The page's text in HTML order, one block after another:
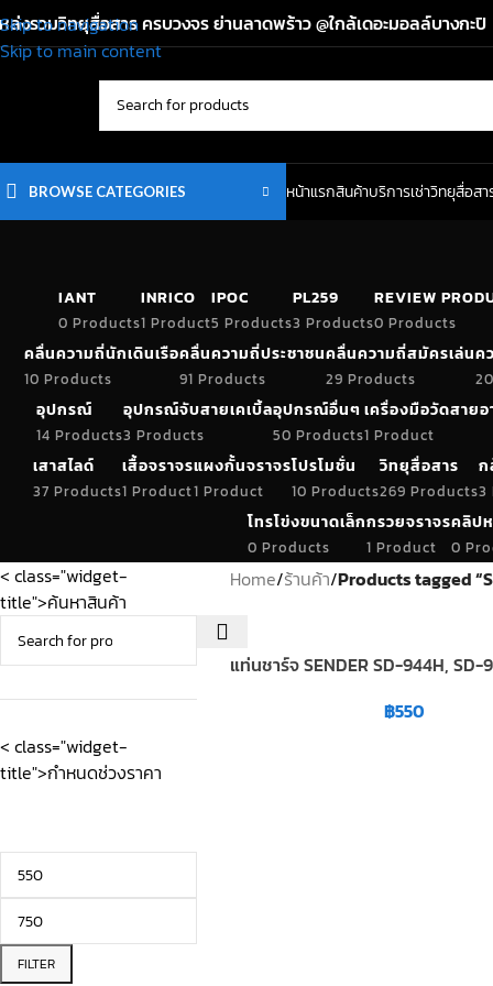
Skip to navigation
Skip to main content
ล่งรวมวิทยุสื่อสาร ครบวงจร ย่านลาดพร้าว @ใกล้เดอะมอลล์บางกะปิ
BROWSE CATEGORIES หน้าแรกสินค้าบริการเช่าวิทยุสื่อสา
IANT
0 Products
INRICO
1 Product
IPOC
5 Products
PL259
3 Products
REVIEW
0 Products
คลื่นความถี่นักเดินเรือ
10 Products
คลื่นความถี่ประชาชน
91 Products
คลื่นความถี่สมัครเล่น
29 Products
ค
อุปกรณ์
14 Products
อุปกรณ์จับสายเคเบิ้ล
3 Products
อุปกรณ์อื่นๆ
50 Products
เครื่องมือวัดสาย
1 Product
เสาสไลด์
37 Products
เสื้อจราจร
1 Product
แผงกั้นจราจร
1 Product
โปรโมชั่น
10 Products
วิทยุสื่อสาร
269 Products
ก
3
โทรโข่งขนาดเล็ก
0 Products
กรวยจราจร
1 Product
คลิป
0
< class="widget-
title">ค้นหาสินค้า
< class="widget-
title">กำหนดช่วงราคา
FILTER
Home/ร้านค้า/Products tagged
แท่นชาร์จ SENDER SD-944H, SD-
฿550